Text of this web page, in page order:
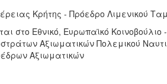
Κρήτης - Πρόεδρο Λιμενικού
στο Εθνικό, Ευρωπαϊκό
Αξιωματικών Πολεμικού
Αξιωματικών